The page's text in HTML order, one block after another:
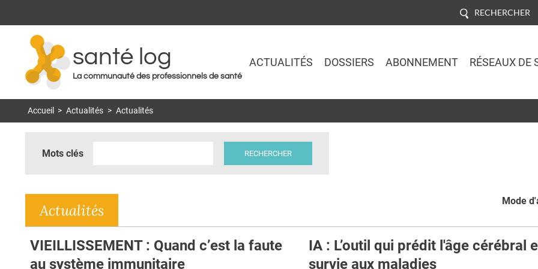
RECHERCHER
santé log
La communauté des professionnels de santé
ACTUALITÉS DOSSIERS ABONNEMENT RÉSEAUX DE
Accueil > Actualités > Actualités
Mots clés
Mode
Actualités
VIEILLISSEMENT : Quand c’est la faute
au système immunitaire
IA : L’outil qui prédit l'âge cérébral
survie aux maladies